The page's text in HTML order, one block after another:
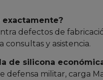
defectos de
y asistencia.
de silicona
defensa militar, carga